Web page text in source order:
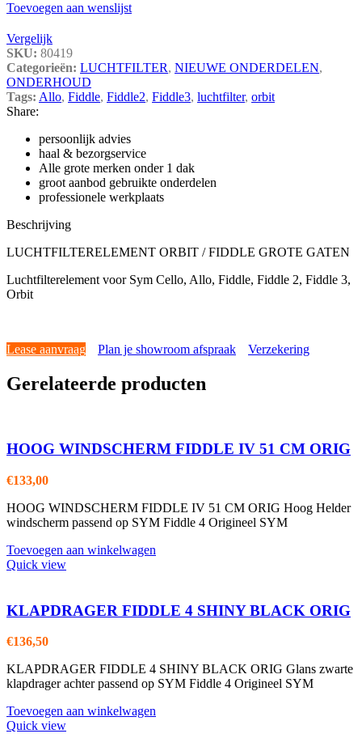
Toevoegen aan wenslijst
Vergelijk
SKU: 80419
Categorieën: LUCHTFILTER, NIEUWE ONDERDELEN,
ONDERHOUD
Tags: Allo, Fiddle, Fiddle2, Fiddle3, luchtfilter, orbit
Share:
persoonlijk advies
haal & bezorgservice
Alle grote merken onder 1 dak
groot aanbod gebruikte onderdelen
professionele werkplaats
Beschrijving
LUCHTFILTERELEMENT ORBIT / FIDDLE GROTE GATEN
Luchtfilterelement voor Sym Cello, Allo, Fiddle, Fiddle 2, Fiddle 3,
Orbit
Lease aanvraag Plan je showroom afspraak Verzekering
Gerelateerde producten
HOOG WINDSCHERM FIDDLE IV 51 CM ORIG
€133,00
HOOG WINDSCHERM FIDDLE IV 51 CM ORIG Hoog Helder
windscherm passend op SYM Fiddle 4 Origineel SYM
Toevoegen aan winkelwagen
Quick view
KLAPDRAGER FIDDLE 4 SHINY BLACK ORIG
€136,50
KLAPDRAGER FIDDLE 4 SHINY BLACK ORIG Glans zwarte
klapdrager achter passend op SYM Fiddle 4 Origineel SYM
Toevoegen aan winkelwagen
Quick view